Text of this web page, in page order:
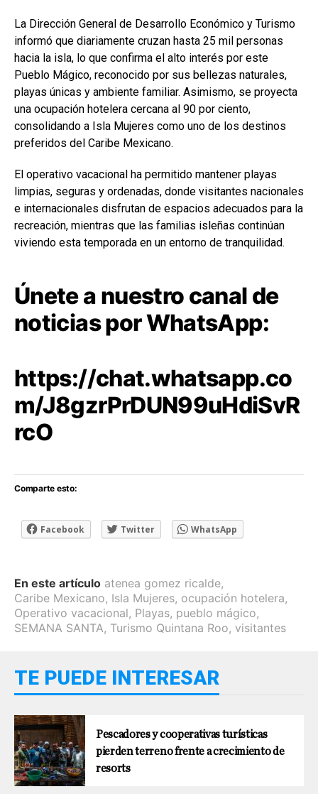
La Dirección General de Desarrollo Económico y Turismo
informó que diariamente cruzan hasta 25 mil personas
hacia la isla, lo que confirma el alto interés por este
Pueblo Mágico, reconocido por sus bellezas naturales,
playas únicas y ambiente familiar. Asimismo, se proyecta
una ocupación hotelera cercana al 90 por ciento,
consolidando a Isla Mujeres como uno de los destinos
preferidos del Caribe Mexicano.
El operativo vacacional ha permitido mantener playas
limpias, seguras y ordenadas, donde visitantes nacionales
e internacionales disfrutan de espacios adecuados para la
recreación, mientras que las familias isleñas continúan
viviendo esta temporada en un entorno de tranquilidad.
Únete a nuestro canal de
noticias por WhatsApp:
https://chat.whatsapp.co
m/J8gzrPrDUN99uHdiSvR
rcO
Comparte esto:
Facebook Twitter WhatsApp
En este artículo atenea gomez ricalde,
Caribe Mexicano, Isla Mujeres, ocupación hotelera,
Operativo vacacional, Playas, pueblo mágico,
SEMANA SANTA, Turismo Quintana Roo, visitantes
TE PUEDE INTERESAR
Pescadores y cooperativas turísticas
pierden terreno frente a crecimiento de
resorts